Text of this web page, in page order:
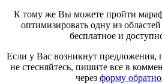
К тому же Вы можете пройти
оптимизировать одну из
бесплатное и
Если у Вас возникнут предложения,
не стесняйтесь, пишите все в
через форму